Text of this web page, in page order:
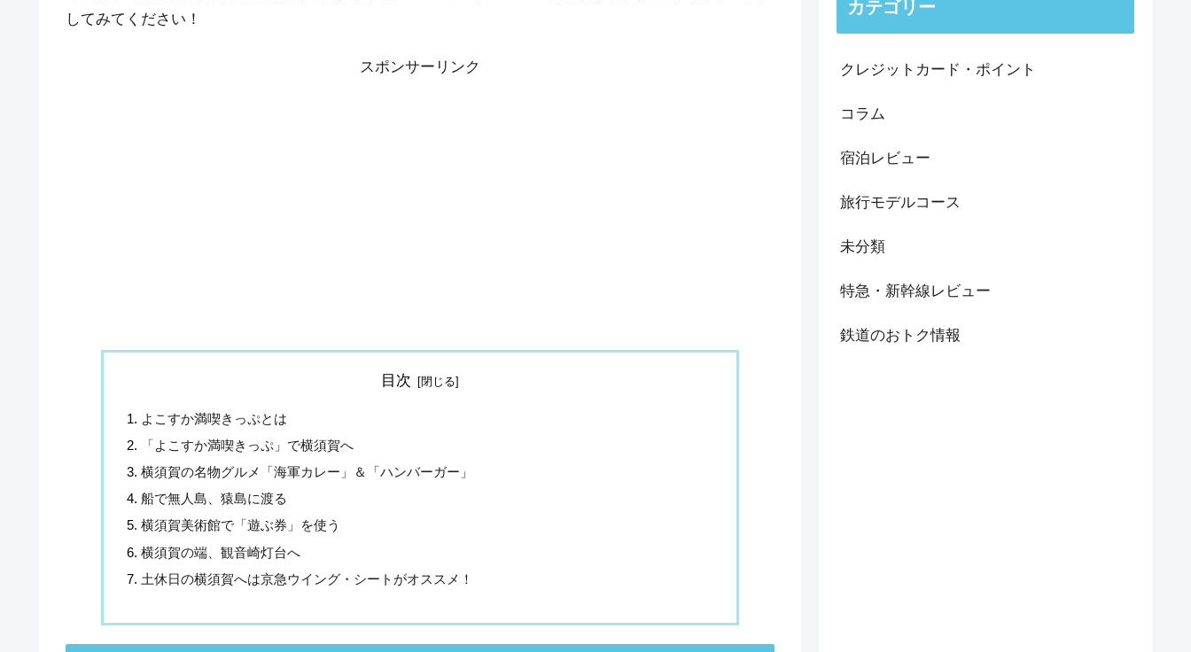
してみてください！
スポンサーリンク
目次
よこすか満喫きっぷとは
「よこすか満喫きっぷ」で横須賀へ
横須賀の名物グルメ「海軍カレー」＆「ハンバーガー」
船で無人島、猿島に渡る
横須賀美術館で「遊ぶ券」を使う
横須賀の端、観音崎灯台へ
土休日の横須賀へは京急ウイング・シートがオススメ！
カテゴリー
クレジットカード・ポイント
コラム
宿泊レビュー
旅行モデルコース
未分類
特急・新幹線レビュー
鉄道のおトク情報